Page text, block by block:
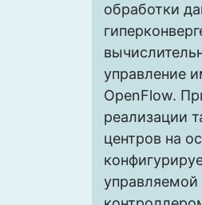
обработки
управление
OpenFlow.
реализации
центров на